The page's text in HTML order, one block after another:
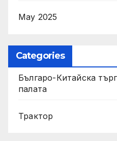
May 2025
Categories
Българо-Китайска
палата
Трактор